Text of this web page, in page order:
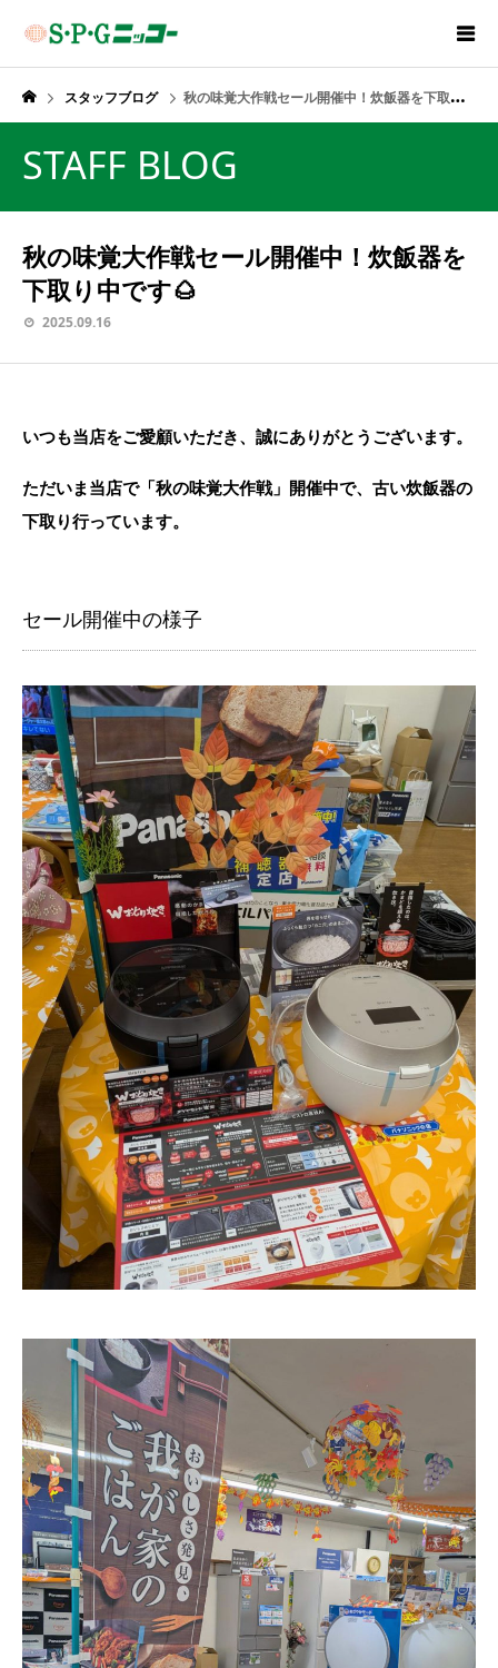
スタッフブログ 秋の味覚大作戦セール開催中！炊飯器を下取り中です🌰
STAFF BLOG
秋の味覚大作戦セール開催中！炊飯器を
下取り中です🌰
2025.09.16
いつも当店をご愛顧いただき、誠にありがとうございます。
ただいま当店で「秋の味覚大作戦」開催中で、古い炊飯器の
下取り行っています。
セール開催中の様子